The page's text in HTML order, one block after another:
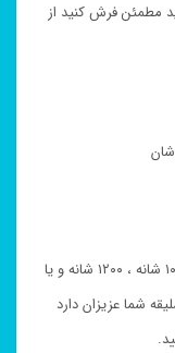
مطمئن فرش کنید از
اینکه شما فرش ماشینی ۵۰۰ شانه ، ۷۰۰ شانه ، ۱۰۰۰ شانه ، ۱۲۰۰ شانه و یا
شما عزیزان دارد